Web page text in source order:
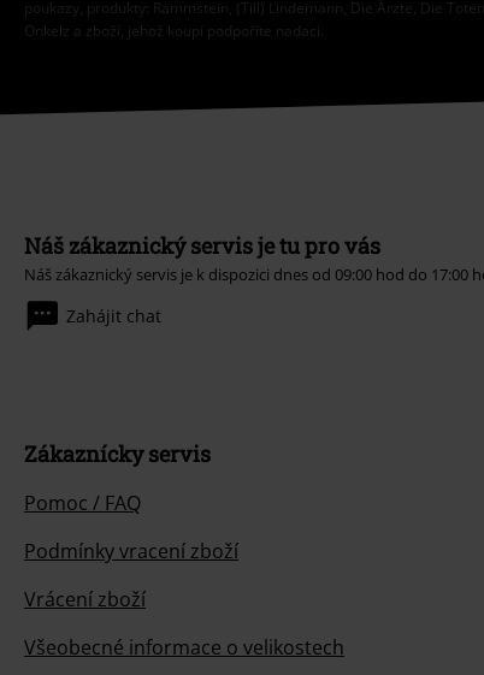
poukazy, produkty: Rammstein, (Till) Lindemann, Die Ärzte, Die
Onkelz a zboží, jehož koupí podpoříte nadaci.
Náš zákaznický servis je tu pro vás
Náš zákaznický servis je k dispozici dnes od 09:00 hod do 17:00
Zahájit chat
Zákaznícky servis
Pomoc / FAQ
Podmínky vracení zboží
Vrácení zboží
Všeobecné informace o velikostech